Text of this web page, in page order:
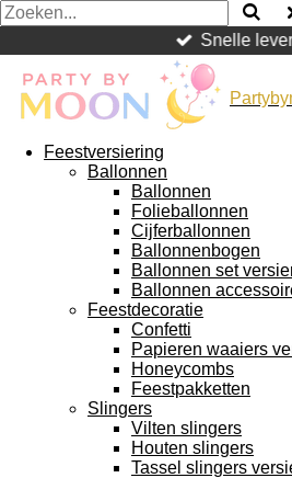
Snelle
Feestversiering
Ballonnen
Ballonnen
Folieballonnen
Cijferballonnen
Ballonnenbogen
Ballonnen set
Ballonnen
Feestdecoratie
Confetti
Papieren waaiers
Honeycombs
Feestpakketten
Slingers
Vilten slingers
Houten slingers
Tassel slingers